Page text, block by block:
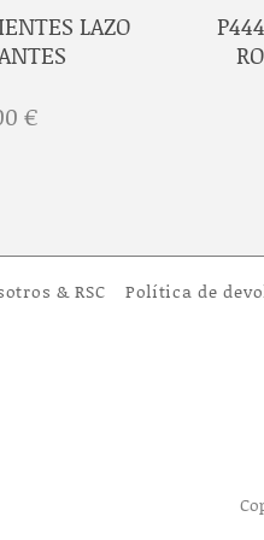
LAZO
€
& RSC Política de